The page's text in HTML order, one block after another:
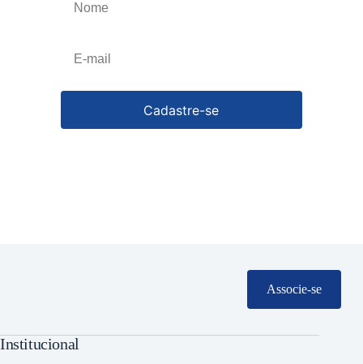
Cadastre-se
Associe-se
Institucional